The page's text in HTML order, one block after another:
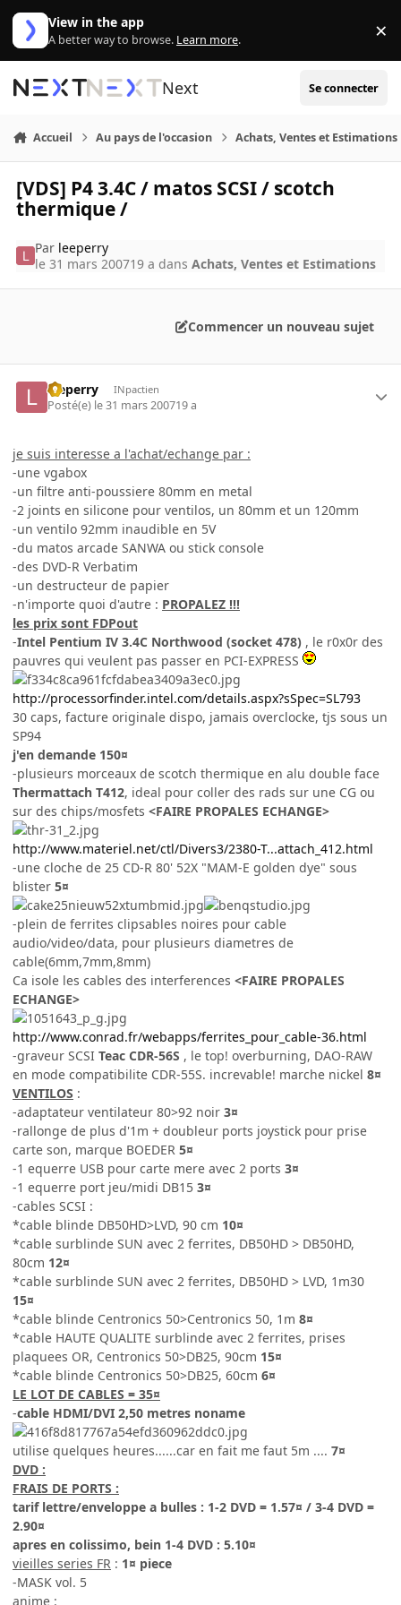
Aller au contenu
View in the app
A better way to browse. Learn more. ×
Next Se connecter
Accueil Au pays de l'occasion Achats, Ventes et Estimations
[VDS] P4 3.4C / matos SCSI / scotch
thermique /
Par leeperry
le 31 mars 200719 a dansAchats, Ventes et Estimations
Commencer un nouveau sujet
leeperry INpactien
Posté(e) le 31 mars 200719 a
je suis interesse a l'achat/echange par :
-une vgabox
-un filtre anti-poussiere 80mm en metal
-2 joints en silicone pour ventilos, un 80mm et un 120mm
-un ventilo 92mm inaudible en 5V
-du matos arcade SANWA ou stick console
-des DVD-R Verbatim
-un destructeur de papier
-n'importe quoi d'autre : PROPALEZ !!!
les prix sont FDPout
-Intel Pentium IV 3.4C Northwood (socket 478) , le r0x0r des
pauvres qui veulent pas passer en PCI-EXPRESS
http://processorfinder.intel.com/details.aspx?sSpec=SL793
30 caps, facture originale dispo, jamais overclocke, tjs sous un
SP94
j'en demande 150¤
-plusieurs morceaux de scotch thermique en alu double face
Thermattach T412, ideal pour coller des rads sur une CG ou
sur des chips/mosfets <FAIRE PROPALES ECHANGE>
http://www.materiel.net/ctl/Divers3/2380-T...attach_412.html
-une cloche de 25 CD-R 80' 52X "MAM-E golden dye" sous
blister 5¤
-plein de ferrites clipsables noires pour cable
audio/video/data, pour plusieurs diametres de
cable(6mm,7mm,8mm)
Ca isole les cables des interferences <FAIRE PROPALES
ECHANGE>
http://www.conrad.fr/webapps/ferrites_pour_cable-36.html
-graveur SCSI Teac CDR-56S , le top! overburning, DAO-RAW
en mode compatibilite CDR-55S. increvable! marche nickel 8¤
VENTILOS :
-adaptateur ventilateur 80>92 noir 3¤
-rallonge de plus d'1m + doubleur ports joystick pour prise
carte son, marque BOEDER 5¤
-1 equerre USB pour carte mere avec 2 ports 3¤
-1 equerre port jeu/midi DB15 3¤
-cables SCSI :
*cable blinde DB50HD>LVD, 90 cm 10¤
*cable surblinde SUN avec 2 ferrites, DB50HD > DB50HD,
80cm 12¤
*cable surblinde SUN avec 2 ferrites, DB50HD > LVD, 1m30
15¤
*cable blinde Centronics 50>Centronics 50, 1m 8¤
*cable HAUTE QUALITE surblinde avec 2 ferrites, prises
plaquees OR, Centronics 50>DB25, 90cm 15¤
*cable blinde Centronics 50>DB25, 60cm 6¤
LE LOT DE CABLES = 35¤
-cable HDMI/DVI 2,50 metres noname
utilise quelques heures......car en fait me faut 5m .... 7¤
DVD :
FRAIS DE PORTS :
tarif lettre/enveloppe a bulles : 1-2 DVD = 1.57¤ / 3-4 DVD =
2.90¤
apres en colissimo, bein 1-4 DVD : 5.10¤
vieilles series FR : 1¤ piece
-MASK vol. 5
anime :